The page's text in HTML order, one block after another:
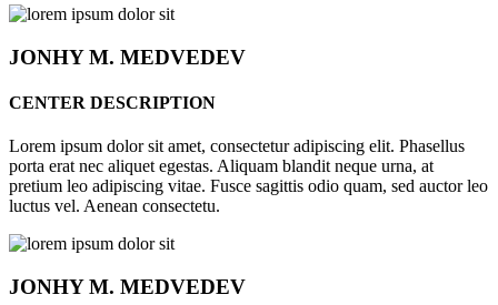
JONHYM. MEDVEDEV
CENTER DESCRIPTION
Lorem ipsum dolor sit amet, consectetur adipiscing elit. Phasellus
porta erat nec aliquet egestas. Aliquam blandit neque urna, at
pretium leo adipiscing vitae. Fusce sagittis odio quam, sed auctor leo
luctus vel. Aenean consectetu.
JONHYM. MEDVEDEV